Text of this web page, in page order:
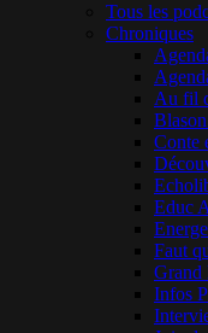
Tous les
Chroniques
Au fil
Conte
Educ
Faut
Grand
Infos